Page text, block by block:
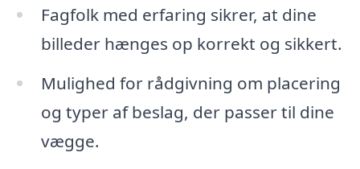
Fagfolk med erfaring sikrer, at dine
billeder hænges op korrekt og sikkert.
Mulighed for rådgivning om placering
og typer af beslag, der passer til dine
vægge.